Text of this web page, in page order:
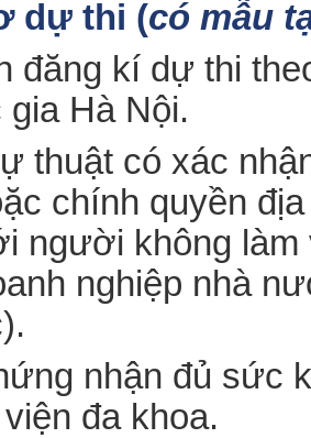
dự thi (có mẫu
đăng kí dự thi
gia Hà Nội.
thuật có xác
chính quyền
người không
nghiệp nhà
nhận đủ sức
đa khoa.